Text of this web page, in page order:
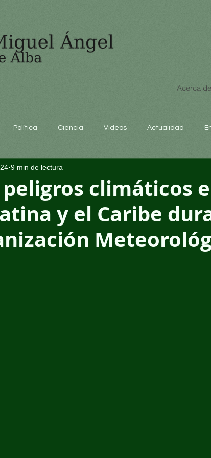
Acerca
Política Ciencia Videos Actualidad
peligros climáticos
y el Caribe
9 min de lectura